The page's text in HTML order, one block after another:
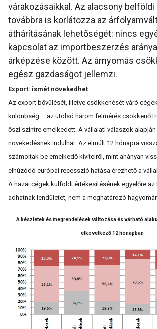
várakozásaikkal. Az alacsony
továbbra is korlátozza az
áthárításának lehetőségét: nincs
kapcsolat az importbeszerzés
árképzése között. Az árnyomás
egész gazdaságot jellemzi.
Export: ismét növekedhet
Az export bővülését, illetve csökkenését váró
különbség – az utolsó három felmérés csökkenő
őszi szintre emelkedett. A vállalati válaszok
növekedésnek indulhat. Az elmúlt 12 hónapra
számoltak be emelkedő kivitelről, mint ahányan
elhúzódó európai recesszió hatása érezhető a
A hazai cégek külföldi értékesítésének egyelőre az
adhatnak lendületet, nem a meghatározó
A készletek és megrendelések változása és várható
elkövetkező 12 hónapban